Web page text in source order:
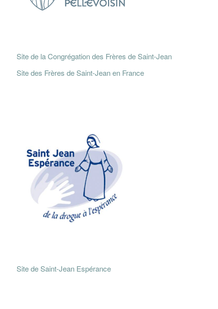
Site de la Congrégation des Frères de Saint-Jean
Site des Frères de Saint-Jean en France
Site de Saint-Jean Espérance